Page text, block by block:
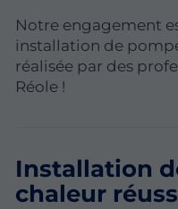
Notre engagement
installation de
réalisée par des
Réole !
Installation
chaleur